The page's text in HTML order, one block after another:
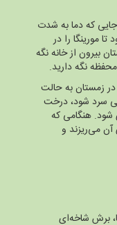
که دما به شدت
مورینگا را در
بیرون از خانه نگه
نگه دارید.
در زمستان به حالت
سرد شود، درخت
شود. هنگامی که
می‌ریزند و
برش شاخه‌ای